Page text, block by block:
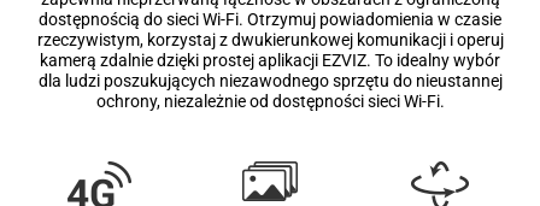
dostępnością do sieci Wi-Fi. Otrzymuj powiadomienia w czasie
rzeczywistym, korzystaj z dwukierunkowej komunikacji i operuj
kamerą zdalnie dzięki prostej aplikacji EZVIZ. To idealny wybór
dla ludzi poszukujących niezawodnego sprzętu do nieustannej
ochrony, niezależnie od dostępności sieci Wi-Fi.